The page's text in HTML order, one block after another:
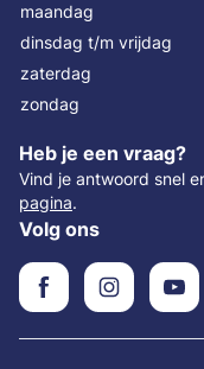
maandag
dinsdag t/m vrijdag
zaterdag
zondag
Heb je een vraag?
Vind je antwoord snel
pagina.
Volg ons